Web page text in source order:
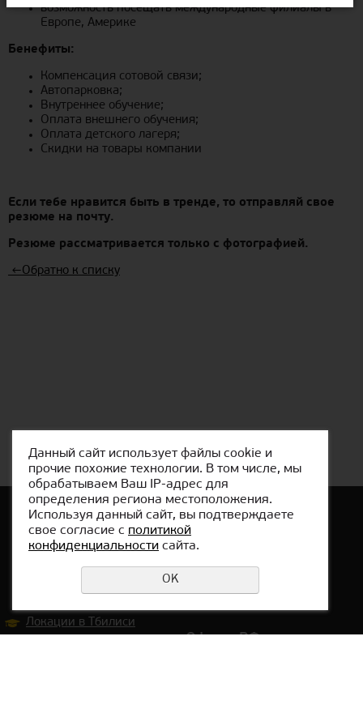
возможность посещать международные филиалы в
Европе, Америке
Бенефиты:
Компенсация сотовой связи;
Автопарковка;
Внутреннее обучение;
Оплата внешнего обучения;
Оплата детского лагеря;
Скидки на товары компании
Если тебе нравится быть в тренде, то отправляй свое
резюме на почту.
Резюме рассматривается только с фотографией.
←Обратно к списку
Оставить заявку
Политика конфиденциальности
Локации в Тбилиси
Офис в РФ:
Данный сайт использует файлы cookie и
прочие похожие технологии. В том числе, мы
обрабатываем Ваш IP-адрес для
определения региона местоположения.
Используя данный сайт, вы подтверждаете
свое согласие с политикой
конфиденциальности сайта.
OK